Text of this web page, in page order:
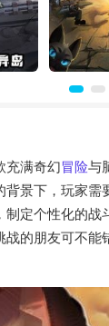
充满奇幻冒险与
背景下，玩家需
制定个性化的战
战的朋友可不能